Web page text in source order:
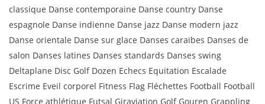
classique Danse contemporaine Danse country Danse
espagnole Danse indienne Danse jazz Danse modern jazz
Danse orientale Danse sur glace Danses caraïbes Danses de
salon Danses latines Danses standards Danses swing
Deltaplane Disc Golf Dozen Echecs Equitation Escalade
Escrime Eveil corporel Fitness Flag Fléchettes Football Football
US Force athlétique Futsal Giraviation Golf Gouren Grappling